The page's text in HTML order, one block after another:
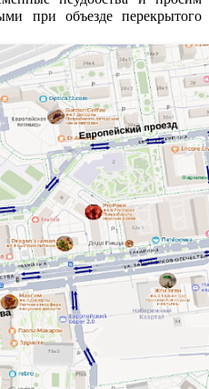
при объезде перекрытого